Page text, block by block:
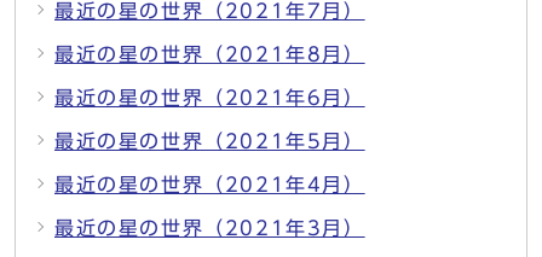
最近の星の世界（2021年7月）
最近の星の世界（2021年8月）
最近の星の世界（2021年6月）
最近の星の世界（2021年5月）
最近の星の世界（2021年4月）
最近の星の世界（2021年3月）